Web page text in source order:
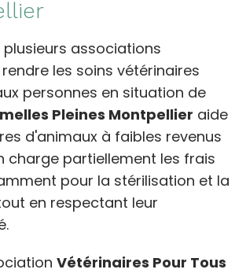
plusieurs associations
les soins vétérinaires
personnes en situation de
Pleines Montpellier aide
d'animaux à faibles revenus
charge partiellement les frais
pour la stérilisation et la
en respectant leur
Vétérinaires Pour Tous